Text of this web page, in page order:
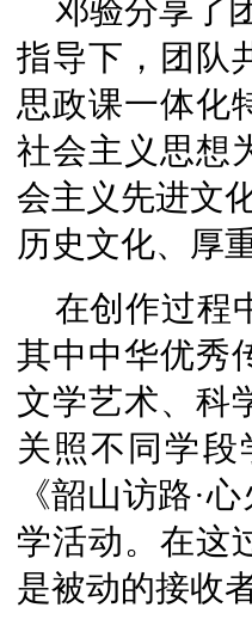
邓验分享了
指导下，团队
思政课一体化
社会主义思想
会主义先进文
历史文化、厚
在创作过程
其中中华优秀
文学艺术、科
关照不同学
《韶山访路·
学活动。在这
是被动的接收